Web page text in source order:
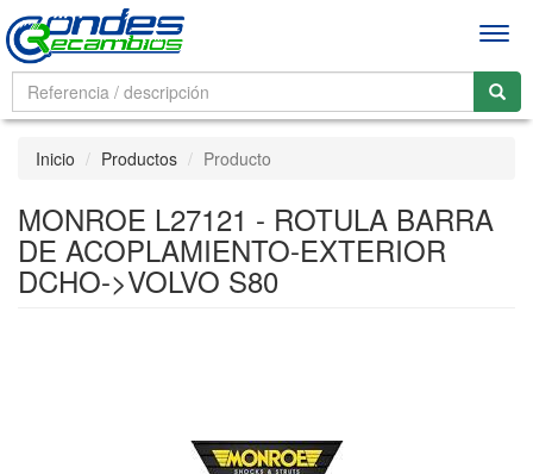
Inicio Productos Producto
MONROE L27121 - ROTULA BARRA
DE ACOPLAMIENTO-EXTERIOR
DCHO->VOLVO S80